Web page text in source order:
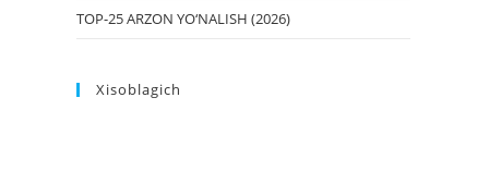
TOP-25 ARZON YO‘NALISH (2026)
Xisoblagich